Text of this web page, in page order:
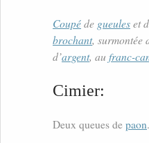
Coupéde gueuleset
brochant, surmontée
d’argent, au franc-
Cimier:
Deux queues de paon.